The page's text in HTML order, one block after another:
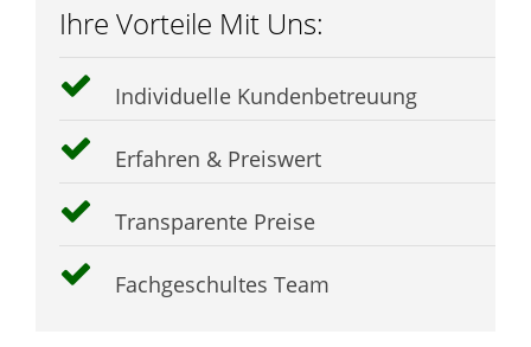
Ihre Vorteile Mit Uns:
Individuelle Kundenbetreuung
Erfahren & Preiswert
Transparente Preise
Fachgeschultes Team